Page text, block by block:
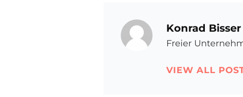
Konrad Bisser
Freier
VIEW ALL